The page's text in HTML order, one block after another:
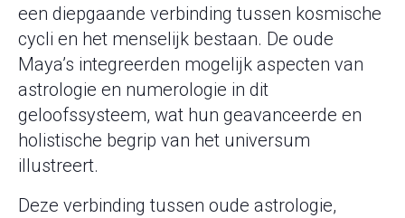
een diepgaande verbinding tussen kosmische
cycli en het menselijk bestaan. De oude
Maya’s integreerden mogelijk aspecten van
astrologie en numerologie in dit
geloofssysteem, wat hun geavanceerde en
holistische begrip van het universum
illustreert.
Deze verbinding tussen oude astrologie,